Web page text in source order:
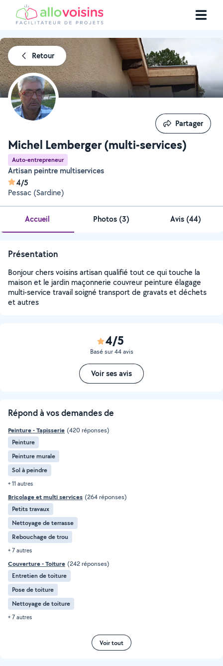
Retour
Michel Lemberger (multi-services)
Auto-entrepreneur
Artisan peintre multiservices
4/5
Pessac (Sardine)
Partager
Partager
Accueil Photos (3) Avis (44)
Présentation
Bonjour chers voisins artisan qualifié tout ce qui touche la
maison et le jardin maçonnerie couvreur peinture élagage
multi-service travail soigné transport de gravats et déchets
et autres
4/5
Basé sur 44 avis
Voir ses avis
Répond à vos demandes de
Peinture - Tapisserie (420 réponses)
Peinture
Peinture murale
Sol à peindre
+ 11 autres
Bricolage et multi services (264 réponses)
Petits travaux
Nettoyage de terrasse
Rebouchage de trou
+ 7 autres
Couverture - Toiture (242 réponses)
Entretien de toiture
Pose de toiture
Nettoyage de toiture
+ 7 autres
Voir tout